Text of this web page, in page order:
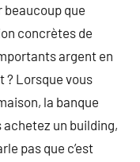
beaucoup que
concrètes de
argent en
? Lorsque vous
la banque
un building,
pas que c’est